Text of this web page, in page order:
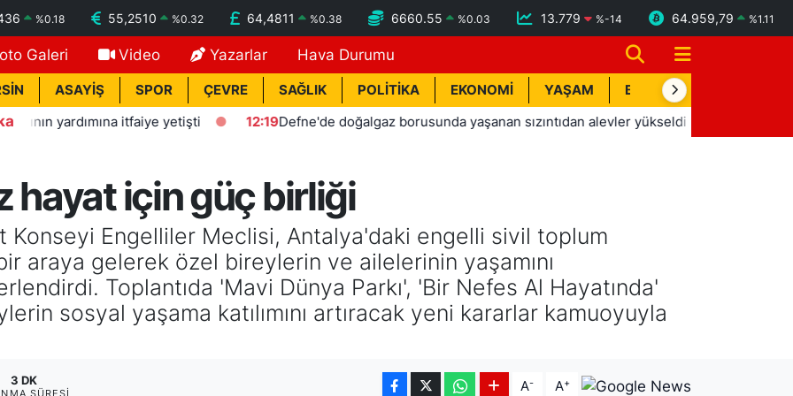
%0.18 55,2510 %0.32 64,4811 %0.38 6660.55 %0.03 13.779 %-14 64.959,79 %1.11
Galeri Video Yazarlar Hava Durumu
ASAYİŞ SPOR ÇEVRE SAĞLIK POLİTİKA EKONOMİ YAŞAM BİK İLAN
itfaiye yetişti 12:19 Defne'de doğalgaz borusunda yaşanan sızıntıdan alevler yükseldi 12:11
hayat için güç birliği
Konseyi Engelliler Meclisi, Antalya'daki engelli sivil toplum
araya gelerek özel bireylerin ve ailelerinin yaşamını
Toplantıda 'Mavi Dünya Parkı', 'Bir Nefes Al Hayatında'
sosyal yaşama katılımını artıracak yeni kararlar kamuoyuyla
3 DK A- A+